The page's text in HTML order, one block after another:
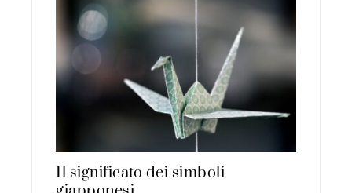
Il significato dei simboli